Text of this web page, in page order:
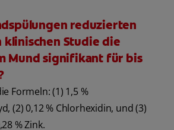
reduzierten
klinischen Studie die
Mund signifikant für bis
Formeln: (1) 1,5 %
(2) 0,12 % Chlorhexidin, und (3)
% Zink.